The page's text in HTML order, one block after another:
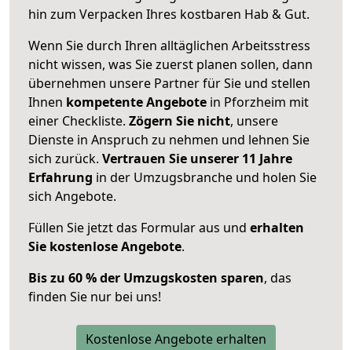
hin zum Verpacken Ihres kostbaren Hab & Gut.
Wenn Sie durch Ihren alltäglichen Arbeitsstress
nicht wissen, was Sie zuerst planen sollen, dann
übernehmen unsere Partner für Sie und stellen
Ihnen kompetente Angebote in Pforzheim mit
einer Checkliste. Zögern Sie nicht, unsere
Dienste in Anspruch zu nehmen und lehnen Sie
sich zurück. Vertrauen Sie unserer 11 Jahre
Erfahrung in der Umzugsbranche und holen Sie
sich Angebote.
Füllen Sie jetzt das Formular aus und erhalten
Sie kostenlose Angebote.
Bis zu 60 % der Umzugskosten sparen, das
finden Sie nur bei uns!
Kostenlose Angebote erhalten